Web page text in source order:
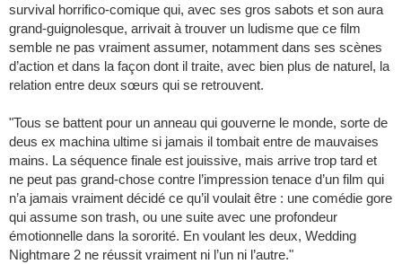
survival horrifico-comique qui, avec ses gros sabots et son aura
grand-guignolesque, arrivait à trouver un ludisme que ce film
semble ne pas vraiment assumer, notamment dans ses scènes
d’action et dans la façon dont il traite, avec bien plus de naturel, la
relation entre deux sœurs qui se retrouvent.
"Tous se battent pour un anneau qui gouverne le monde, sorte de
deus ex machina ultime si jamais il tombait entre de mauvaises
mains. La séquence finale est jouissive, mais arrive trop tard et
ne peut pas grand-chose contre l’impression tenace d’un film qui
n’a jamais vraiment décidé ce qu’il voulait être : une comédie gore
qui assume son trash, ou une suite avec une profondeur
émotionnelle dans la sororité. En voulant les deux, Wedding
Nightmare 2 ne réussit vraiment ni l’un ni l’autre."